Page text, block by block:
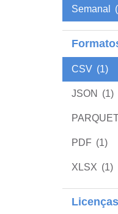
Semanal
CSV (1)
JSON (1)
PDF (1)
XLSX (1)
Licenças